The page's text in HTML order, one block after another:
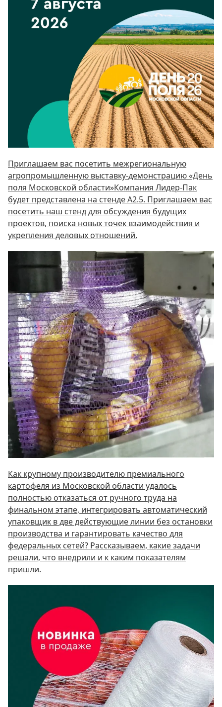
Приглашаем вас посетить межрегиональную
агропромышленную выставку-демонстрацию «День
поля Московской области»Компания Лидер-Пак
будет представлена на стенде А2.5. Приглашаем вас
посетить наш стенд для обсуждения будущих
проектов, поиска новых точек взаимодействия и
укрепления деловых отношений.
Как крупному производителю премиального
картофеля из Московской области удалось
полностью отказаться от ручного труда на
финальном этапе, интегрировать автоматический
упаковщик в две действующие линии без остановки
производства и гарантировать качество для
федеральных сетей? Рассказываем, какие задачи
решали, что внедрили и к каким показателям
пришли.